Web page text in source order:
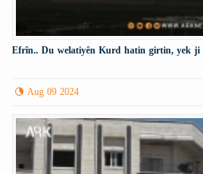
Efrîn.. Du welatiyên Kurd hatin girtin, yek ji
Aug 09 2024